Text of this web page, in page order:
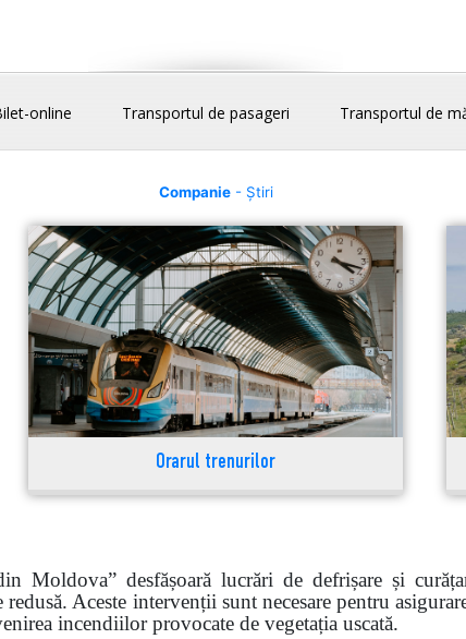
online Transportul de pasageri Transportul de
Companie- Știri
Orarul trenurilor
Moldova” desfășoară lucrări de defrișare și
Aceste intervenții sunt necesare pentru
incendiilor provocate de vegetația uscată.